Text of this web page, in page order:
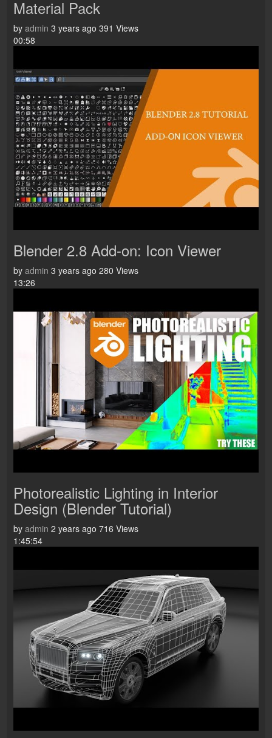
Material Pack
by admin 3 years ago 391 Views
00:58
Blender 2.8 Add-on: Icon Viewer
by admin 3 years ago 280 Views
13:26
Photorealistic Lighting in Interior
Design (Blender Tutorial)
by admin 2 years ago 716 Views
1:45:54